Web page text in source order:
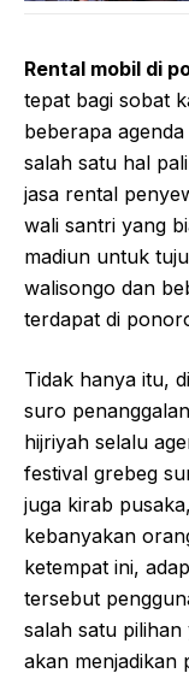
Rental mobil di
tepat bagi sobat
beberapa
salah satu hal
jasa rental
wali santri yang
madiun untuk
walisongo dan
terdapat di
Tidak hanya itu,
suro
hijriyah selalu
festival grebeg
juga kirab
kebanyakan
ketempat ini,
tersebut
salah satu
akan menjadikan